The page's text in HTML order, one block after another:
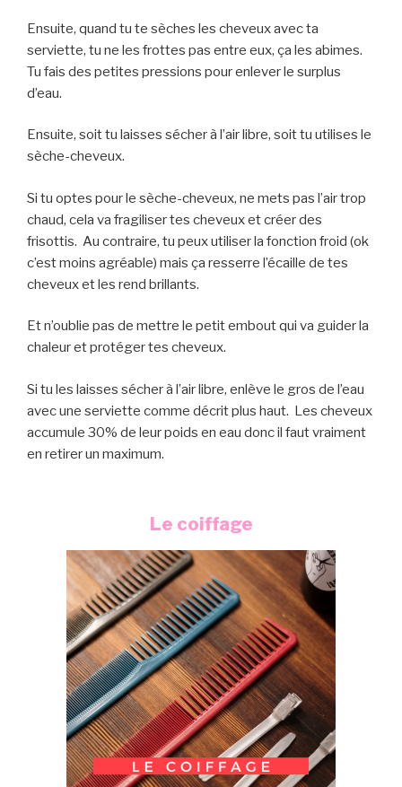
Ensuite, quand tu te sèches les cheveux avec ta
serviette, tu ne les frottes pas entre eux, ça les abimes.
Tu fais des petites pressions pour enlever le surplus
d’eau.
Ensuite, soit tu laisses sécher à l’air libre, soit tu utilises le
sèche-cheveux.
Si tu optes pour le sèche-cheveux, ne mets pas l’air trop
chaud, cela va fragiliser tes cheveux et créer des
frisottis. Au contraire, tu peux utiliser la fonction froid (ok
c’est moins agréable) mais ça resserre l’écaille de tes
cheveux et les rend brillants.
Et n’oublie pas de mettre le petit embout qui va guider la
chaleur et protéger tes cheveux.
Si tu les laisses sécher à l’air libre, enlève le gros de l’eau
avec une serviette comme décrit plus haut. Les cheveux
accumule 30% de leur poids en eau donc il faut vraiment
en retirer un maximum.
Le coiffage